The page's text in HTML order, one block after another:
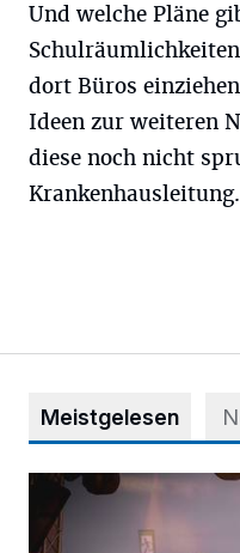
Und welche Pläne
dort Büros
Ideen zur weiteren
diese noch nicht
Krankenhausleitung.
Meistgelesen
Mehr als nur ein Festival